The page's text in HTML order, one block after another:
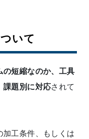
いて
短縮なのか、工具
課題別に対応されて
工条件、もしくは